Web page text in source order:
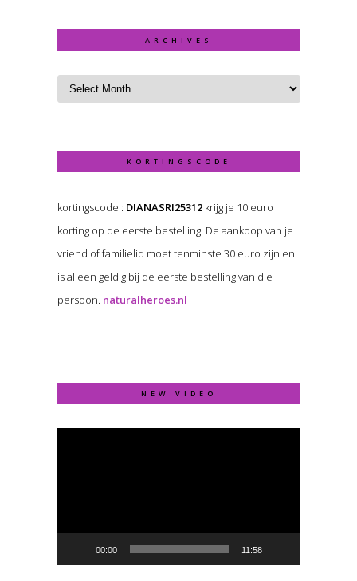
ARCHIVES
KORTINGSCODE
kortingscode : DIANASRI25312krijg je 10 euro
korting op de eerste bestelling. De aankoop van je
vriend of familielid moet tenminste 30 euro zijn en
is alleen geldig bij de eerste bestelling van die
persoon. naturalheroes.nl
NEW VIDEO
Video
00:00 11:58